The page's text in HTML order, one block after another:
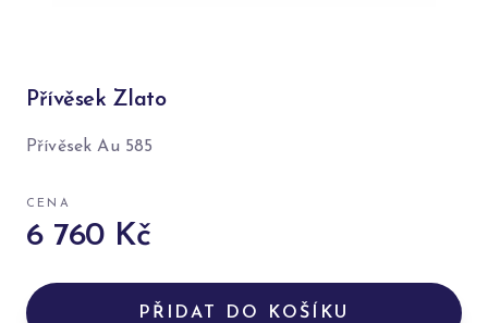
Přívěsek Zlato
Přívěsek Au 585
CENA
6 760 Kč
PŘIDAT DO KOŠÍKU